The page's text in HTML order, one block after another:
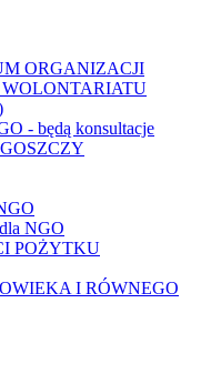
ORGANIZACJI
- będą konsultacje
NGO
POŻYTKU
I RÓWNEGO